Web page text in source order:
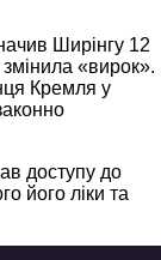
Ширінгу 12
змінила «вирок».
Кремля у
доступу до
його ліки та